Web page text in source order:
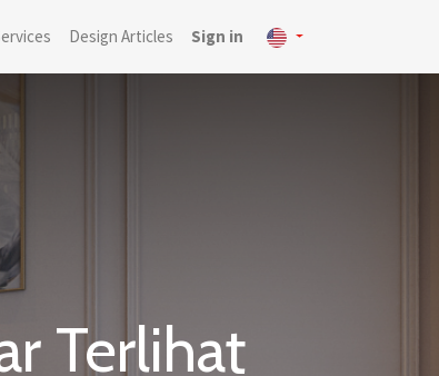
Design Articles Sign in
Terlihat